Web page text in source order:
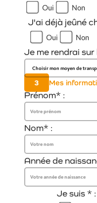
Oui Non
J'ai déjà jeûné
Oui Non
Je me rendrai sur
3 Mes
Prénom* :
Nom* :
Année de
Je suis * :